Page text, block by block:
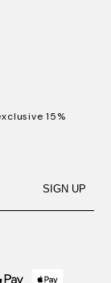
15%
SIGN UP